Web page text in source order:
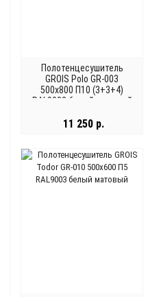
Полотенцесушитель
GROIS Polo GR-003
500х800 П10 (3+3+4)
RAL9003 белый матовый
11 250 р.